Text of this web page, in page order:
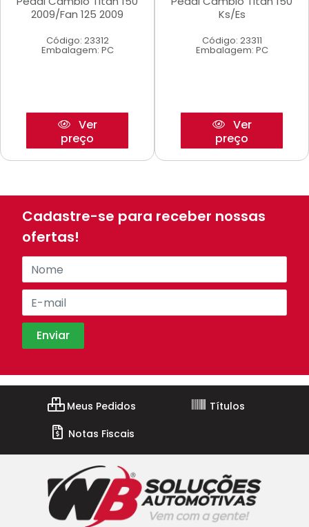
2009/Fan 125 2009
Código: 23312
Embalagem: PC
Ver
preço
Ks/Es
Código: 23311
Embalagem: PC
Ver
preço
Cadastre-se para receber nossas
ofertas!
Meus Pedidos
Títulos
Notas Fiscais